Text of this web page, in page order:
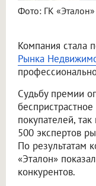
Фото: ГК «Эталон»
Компания стала
Рынка
Судьбу премии
покупателей,
500 экспертов
По результатам
«Эталон»
конкурентов.